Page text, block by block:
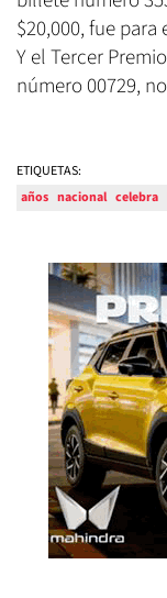
$20,000, fue
Y el Tercer
número 00729,
ETIQUETAS:
años nacional celebra